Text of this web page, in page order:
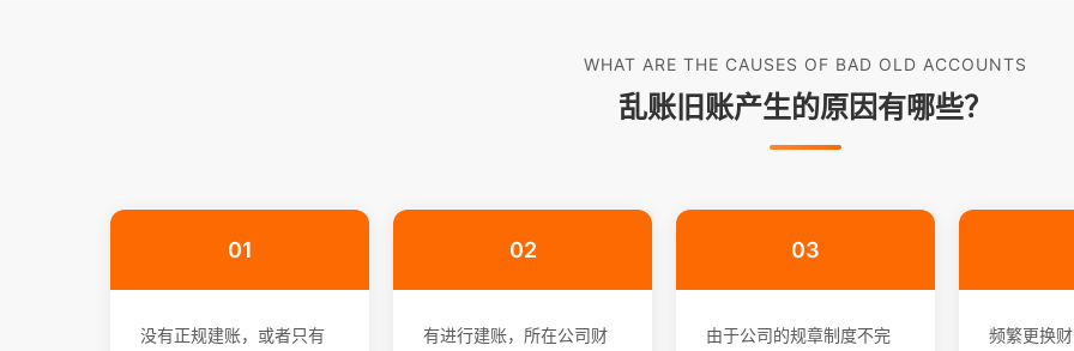
WHAT ARE THE CAUSES OF BAD OLD ACCOUNTS
乱账旧账产生的原因有哪些？
01
没有正规建账，或者只有
02
有进行建账，所在公司财
03
由于公司的规章制度不完
频繁更换